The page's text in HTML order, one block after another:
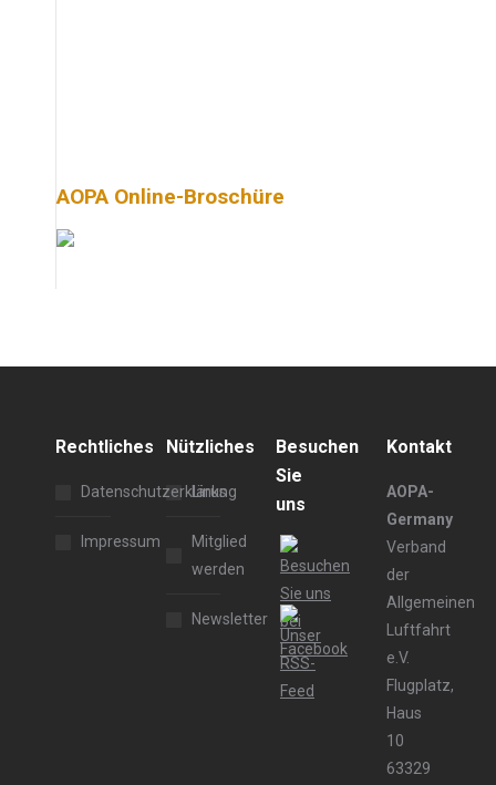
AOPA Online-Broschüre
Rechtliches
Datenschutzerklärung
Impressum
Nützliches
Links
Mitglied
werden
Newsletter
Besuchen
Sie
uns
Kontakt
AOPA-
Germany
Verband
der
Allgemeinen
Luftfahrt
e.V.
Flugplatz,
Haus
10
63329